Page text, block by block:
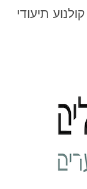
קולנוע תיעודי